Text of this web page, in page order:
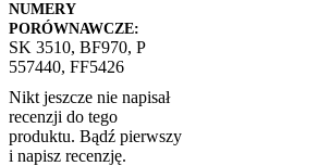
NUMERY
PORÓWNAWCZE:
SK 3510, BF970, P
557440, FF5426
Nikt jeszcze nie napisał
recenzji do tego
produktu. Bądź pierwszy
i napisz recenzję.